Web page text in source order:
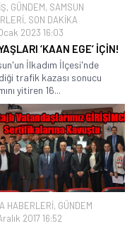
, GÜNDEM, SAMSUN
, SON DAKİKA
2023 16:03
‘KAAN EGE’ İÇİN!
İlkadım İlçesi'nde
trafik kazası sonucu
yitiren 16...
HABERLERİ, GÜNDEM
2017 16:52